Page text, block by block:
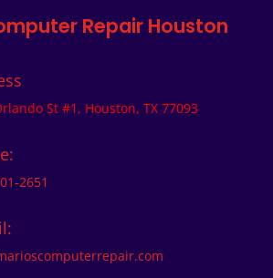
Repair Houston
St #1, Houston, TX 77093
2651